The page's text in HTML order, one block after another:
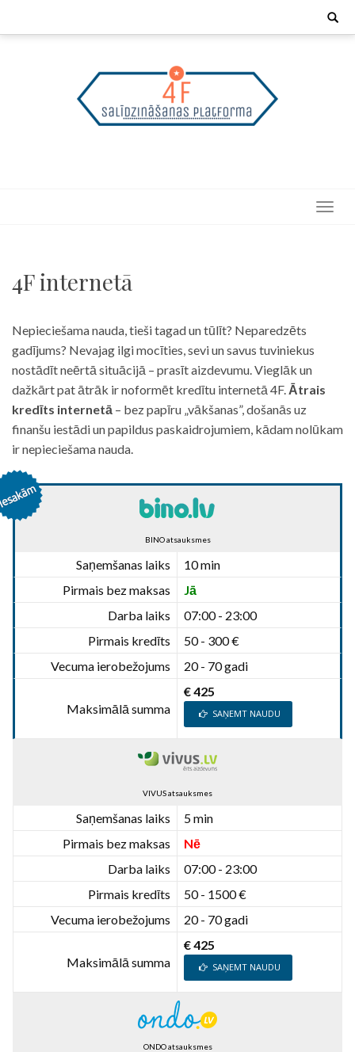
Search
4F internetā
Nepieciešama nauda, tieši tagad un tūlīt? Neparedzēts
gadījums? Nevajag ilgi mocīties, sevi un savus tuviniekus
nostādīt neērtā situācijā – prasīt aizdevumu. Vieglāk un
dažkārt pat ātrāk ir noformēt kredītu internetā 4F. Ātrais
kredīts internetā – bez papīru „vākšanas”, došanās uz
finanšu iestādi un papildus paskaidrojumiem, kādam nolūkam
ir nepieciešama nauda.
BINO atsauksmes
Saņemšanas laiks
10 min
Pirmais bez maksas
Jā
Darba laiks
07:00 - 23:00
Pirmais kredīts
50 - 300 €
Vecuma ierobežojums
20 - 70 gadi
Maksimālā summa
€ 425
SAŅEMT NAUDU
VIVUS atsauksmes
Saņemšanas laiks
5 min
Pirmais bez maksas
Nē
Darba laiks
07:00 - 23:00
Pirmais kredīts
50 - 1500 €
Vecuma ierobežojums
20 - 70 gadi
Maksimālā summa
€ 425
SAŅEMT NAUDU
ONDO atsauksmes